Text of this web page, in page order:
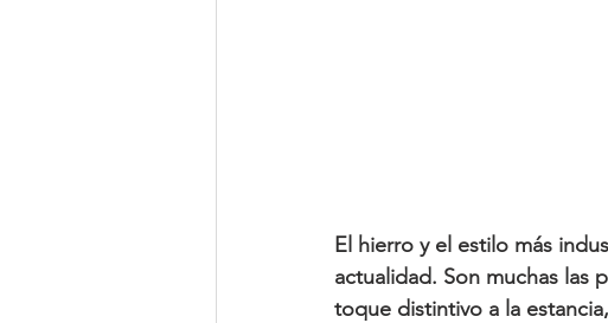
El hierro y el estilo más
actualidad. Son muchas las
toque distintivo a la